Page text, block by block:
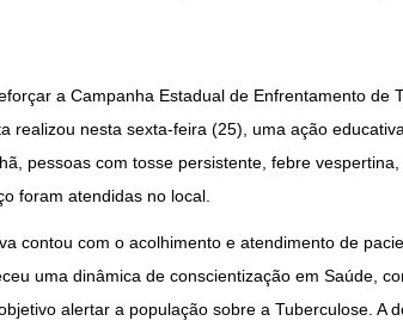
a Campanha Estadual de Enfrentamento de
realizou nesta sexta-feira (25), uma ação
pessoas com tosse persistente, febre
foram atendidas no local.
contou com o acolhimento e atendimento de
uma dinâmica de conscientização em Saúde,
alertar a população sobre a Tuberculose. A